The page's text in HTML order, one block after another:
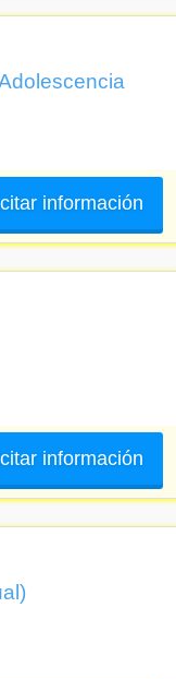
información
información